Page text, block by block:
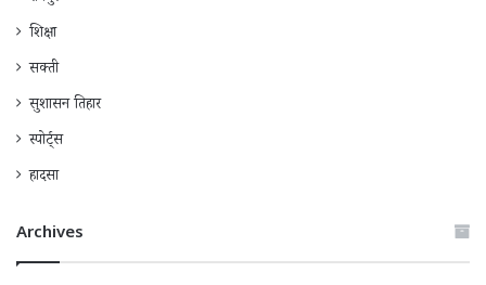
शिक्षा
सक्ती
सुशासन तिहार
स्पोर्ट्स
हादसा
Archives